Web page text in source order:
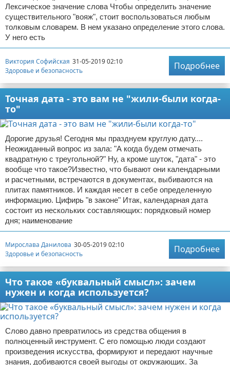
Лексическое значение слова Чтобы определить значение
существительного "вояж", стоит воспользоваться любым
толковым словарем. В нем указано определение этого слова.
У него есть
Виктория Софийская 31-05-2019 02:10
Здоровье и безопасность
Подробнее
Точная дата - это вам не "жили-были когда-
то"
Дорогие друзья! Сегодня мы празднуем круглую дату....
Неожиданный вопрос из зала: "А когда будем отмечать
квадратную с треугольной?" Ну, а кроме шуток, "дата" - это
вообще что такое?Известно, что бывают они календарными
и расчетными, встречаются в документах, выбиваются на
плитах памятников. И каждая несет в себе определенную
информацию. Цифирь "в законе" Итак, календарная дата
состоит из нескольких составляющих: порядковый номер
дня; наименование
Мирослава Данилова 30-05-2019 02:10
Здоровье и безопасность
Подробнее
Что такое «буквальный смысл»: зачем
нужен и когда используется?
Слово давно превратилось из средства общения в
полноценный инструмент. С его помощью люди создают
произведения искусства, формируют и передают научные
знания, добиваются своей выгоды от окружающих. За